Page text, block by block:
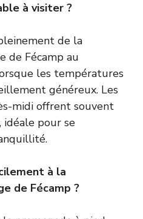
à visiter ?
de la
de Fécamp au
les températures
généreux. Les
midi offrent souvent
idéale pour se
à la
de Fécamp ?